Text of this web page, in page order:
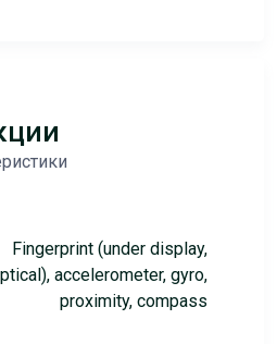
Fingerprint (under display,
accelerometer, gyro,
proximity, compass